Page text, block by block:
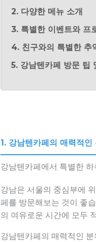
2. 다양한 메뉴 소개
3. 특별한 이벤트와 프
4. 친구와의 특별한 추
5. 강남텐카페 방문 팁
1. 강남텐카페의 매력적인
강남텐카페에서 특별한
강남은 서울의 중심부에
페를 방문해보는 것이 좋
의 여유로운 시간에 모두
강남텐카페의 매력적인